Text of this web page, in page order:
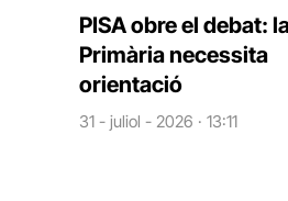
PISA obre el debat:
Primària necessita
orientació
31 - juliol - 2026 · 13:11